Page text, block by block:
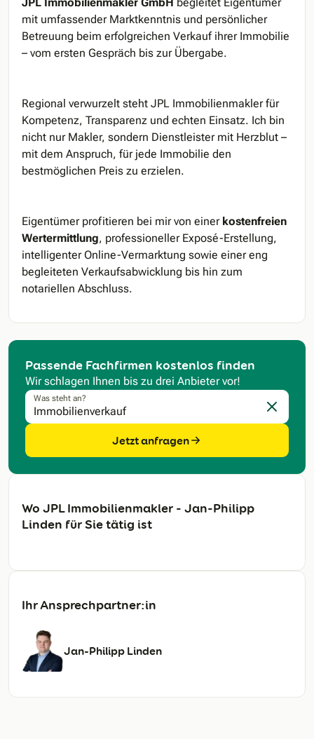
JPL Immobilienmakler GmbH begleitet Eigentümer
mit umfassender Marktkenntnis und persönlicher
Betreuung beim erfolgreichen Verkauf ihrer Immobilie
– vom ersten Gespräch bis zur Übergabe.
Regional verwurzelt steht JPL Immobilienmakler für
Kompetenz, Transparenz und echten Einsatz. Ich bin
nicht nur Makler, sondern Dienstleister mit Herzblut –
mit dem Anspruch, für jede Immobilie den
bestmöglichen Preis zu erzielen.
Eigentümer profitieren bei mir von einer kostenfreien
Wertermittlung, professioneller Exposé-Erstellung,
intelligenter Online-Vermarktung sowie einer eng
begleiteten Verkaufsabwicklung bis hin zum
notariellen Abschluss.
Passende Fachfirmen kostenlos finden
Wir schlagen Ihnen bis zu drei Anbieter vor!
Was steht an?
Eingabe
Jetzt anfragen
Wo JPL Immobilienmakler - Jan-Philipp
Linden für Sie tätig ist
Ihr Ansprechpartner:in
Jan-Philipp Linden